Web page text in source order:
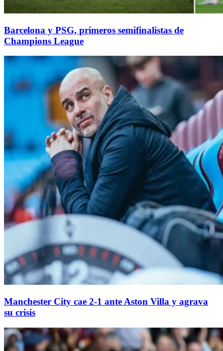
Barcelona y PSG, primeros semifinalistas de
Champions League
Manchester City cae 2-1 ante Aston Villa y agrava
su crisis